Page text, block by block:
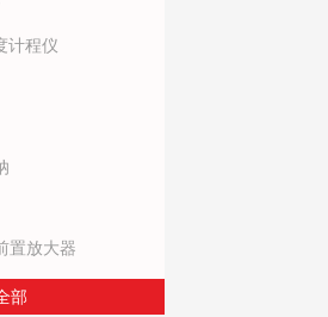
计程仪
置放大器
部